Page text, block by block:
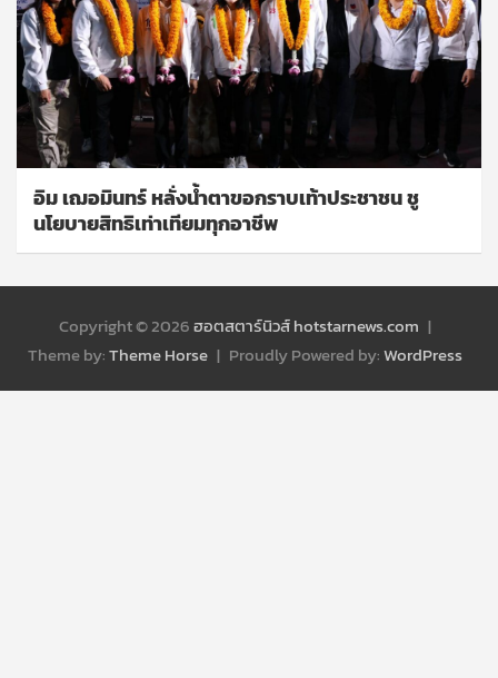
อิม เฌอมินทร์ หลั่งน้ำตาขอกราบเท้าประชาชน ชู
นโยบายสิทธิเท่าเทียมทุกอาชีพ
Copyright © 2026ฮอตสตาร์นิวส์ hotstarnews.com
Theme by:Theme Horse Proudly Powered by:WordPress